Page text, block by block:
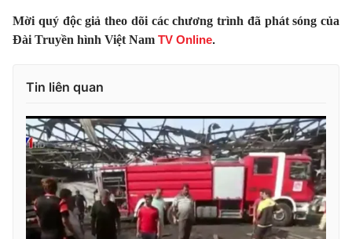
Thị trường
Lịch phát sóng
Chuyên mục khác
Emagazine Podcast
Photo Infographic
Video Shorts video
Mời quý độc giả theo dõi các chương trình đã phát sóng của
Đài Truyền hình Việt Nam TV Online.
Tin liên quan